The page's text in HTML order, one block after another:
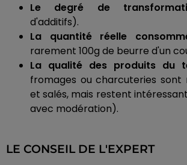
Le degré de
d'additifs).
La quantité réelle
rarement 100g de beurre d'un
La qualité des produits du
fromages ou charcuteries sont
et salés, mais restent
avec modération).
LE CONSEIL DE L'EXPERT